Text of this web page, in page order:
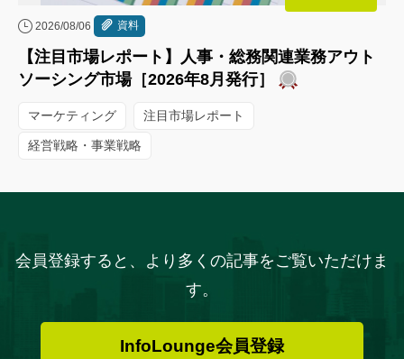
2026/08/06 資料
【注目市場レポート】人事・総務関連業務アウト
ソーシング市場［2026年8月発行］
マーケティング 注目市場レポート
経営戦略・事業戦略
会員登録すると、より多くの記事をご覧いただけま
す。
InfoLounge会員登録